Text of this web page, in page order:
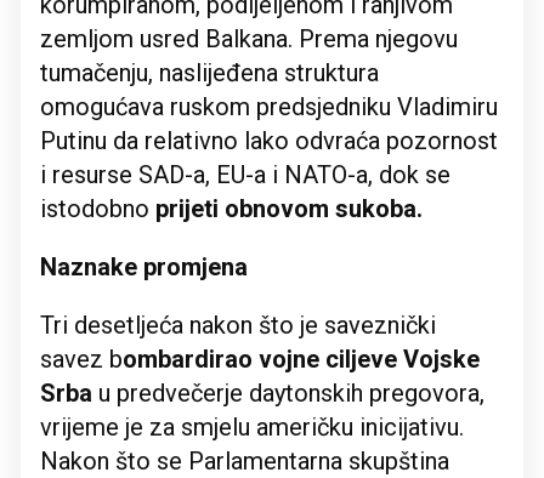
zemljom usred Balkana. Prema njegovu
tumačenju, naslijeđena struktura
omogućava ruskom predsjedniku Vladimiru
Putinu da relativno lako odvraća pozornost
i resurse SAD-a, EU-a i NATO-a, dok se
istodobno prijeti obnovom sukoba.
Naznake promjena
Tri desetljeća nakon što je saveznički
savez bombardirao vojne ciljeve Vojske
Srba u predvečerje daytonskih pregovora,
vrijeme je za smjelu američku inicijativu.
Nakon što se Parlamentarna skupština